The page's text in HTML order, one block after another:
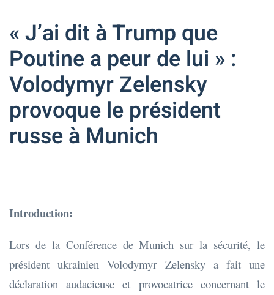
« J’ai dit à Trump que
Poutine a peur de lui » :
Volodymyr Zelensky
provoque le président
russe à Munich
Introduction:
Lors de la Conférence de Munich sur la sécurité, le
président ukrainien Volodymyr Zelensky a fait une
déclaration audacieuse et provocatrice concernant le